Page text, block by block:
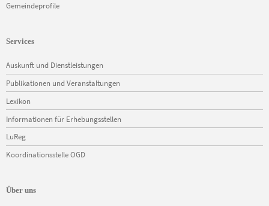
Gemeindeprofile
Services
Navigation
überspringen
Auskunft und Dienstleistungen
Publikationen und Veranstaltungen
Lexikon
Informationen für Erhebungsstellen
LuReg
Koordinationsstelle OGD
Über uns